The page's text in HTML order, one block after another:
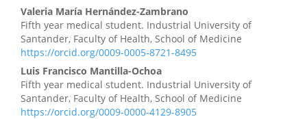
Contenido
principal
del
artículo
Valeria María Hernández-Zambrano
Fifth year medical student. Industrial University of
Santander, Faculty of Health, School of Medicine
https://orcid.org/0009-0005-8721-8495
Luis Francisco Mantilla-Ochoa
Fifth year medical student. Industrial University of
Santander, Faculty of Health, School of Medicine
https://orcid.org/0009-0000-4129-8905